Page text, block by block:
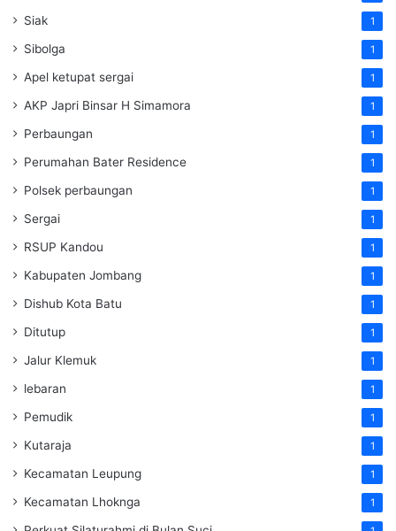
Siak 1
Sibolga 1
Apel ketupat sergai 1
AKP Japri Binsar H Simamora 1
Perbaungan 1
Perumahan Bater Residence 1
Polsek perbaungan 1
Sergai 1
RSUP Kandou 1
Kabupaten Jombang 1
Dishub Kota Batu 1
Ditutup 1
Jalur Klemuk 1
lebaran 1
Pemudik 1
Kutaraja 1
Kecamatan Leupung 1
Kecamatan Lhoknga 1